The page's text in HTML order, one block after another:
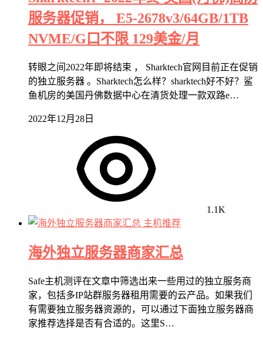
服务器促销， E5-2678v3/64GB/1TB
NVME/G口不限 129美金/月
转眼之间2022年即将结束 ， Sharktech官网目前正在促销
的独立服务器 。Sharktech怎么样？sharktech好不好？鲨
鱼机房的美国丹佛数据中心在清货处理一款双路e…
2022年12月28日
1.1K
主机推荐
海外独立服务器商家汇总
Safe主机测评在文章中筛选出来一些用过的独立服务商
家，包括多IP站群服务器租用需要的云产品。如果我们
有需要独立服务器资源的，可以通过下面独立服务器商
家推荐选择是否有合适的。这里S…